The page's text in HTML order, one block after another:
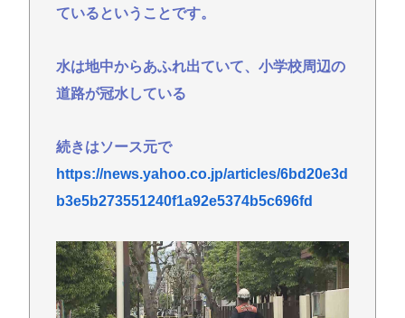
ないwww
ターが絶賛 過激描写はBPOでも議論に
避難所地獄と化す「ずっと同じ食べ物&断水でトイレ
Powered by livedoor 相互RSS
ているということです。
水は地中からあふれ出ていて、小学校周辺の
道路が冠水している
続きはソース元で
https://news.yahoo.co.jp/articles/6bd20e3d
b3e5b273551240f1a92e5374b5c696fd